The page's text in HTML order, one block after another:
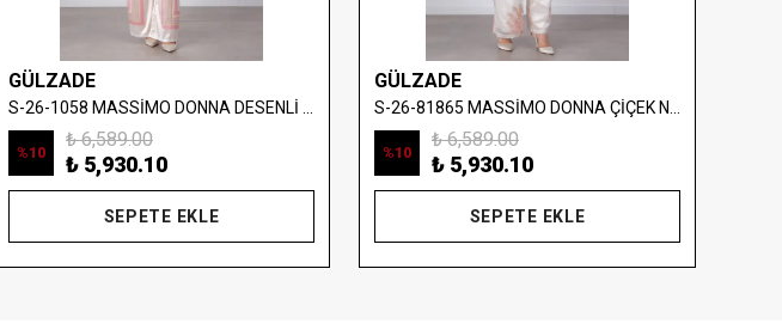
GÜLZADE
%10
₺ 6,589.00
₺ 5,930.10
SEPETE EKLE
GÜLZADE
%10
₺ 6,589.00
₺ 5,930.10
SEPETE EKLE